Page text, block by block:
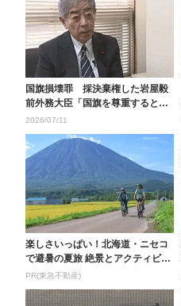
国旗損壊罪 採決棄権した岩屋毅
前外務大臣「国旗を尊重するとい
う意識は自然な形で育...
2026/07/11
楽しさいっぱい！北海道・ニセコ
で避暑の夏旅 絶景とアクティビテ
ィが揃う「ニセコ東...
PR(東急不動産)